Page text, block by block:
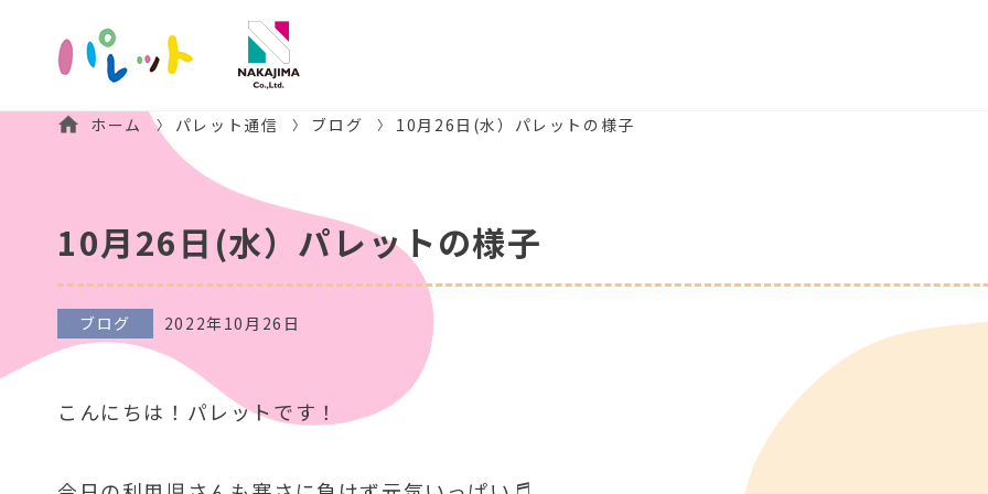
ホーム パレット通信 ブログ 10月26日(水）パレットの様子
10月26日(水）パレットの様子
ブログ 2022年10月26日
こんにちは！パレットです！